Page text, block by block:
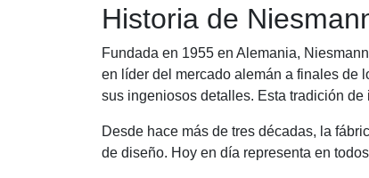
Historia de
Fundada en 1955 en Alemania,
en líder del mercado alemán a finales de
sus ingeniosos detalles. Esta tradición
Desde hace más de tres décadas, la
de diseño. Hoy en día representa en